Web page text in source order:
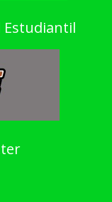
Estudiantil